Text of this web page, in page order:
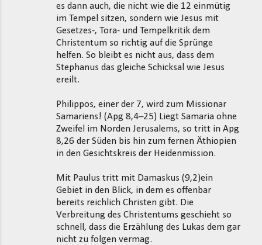
es dann auch, die nicht wie die 12 einmütig
im Tempel sitzen, sondern wie Jesus mit
Gesetzes-, Tora- und Tempelkritik dem
Christentum so richtig auf die Sprünge
helfen. So bleibt es nicht aus, dass dem
Stephanus das gleiche Schicksal wie Jesus
ereilt.
Philippos, einer der 7, wird zum Missionar
Samariens! (Apg 8,4–25) Liegt Samaria ohne
Zweifel im Norden Jerusalems, so tritt in Apg
8,26 der Süden bis hin zum fernen Äthiopien
in den Gesichtskreis der Heidenmission.
Mit Paulus tritt mit Damaskus (9,2)ein
Gebiet in den Blick, in dem es offenbar
bereits reichlich Christen gibt. Die
Verbreitung des Christentums geschieht so
schnell, dass die Erzählung des Lukas dem gar
nicht zu folgen vermag.